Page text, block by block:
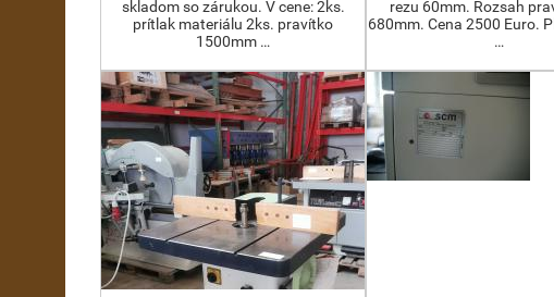
skladom so zárukou. V cene: 2ks.
prítlak materiálu 2ks. pravítko
1500mm …
rezu 60mm. Rozsah
680mm. Cena 2500 Euro.
…